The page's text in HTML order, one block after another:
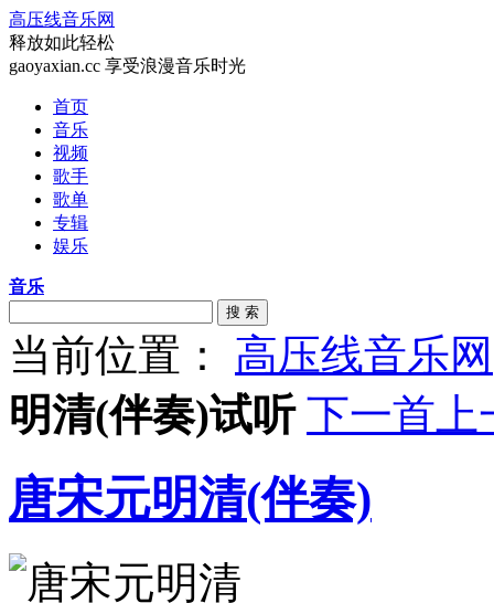
高压线音乐网
释放如此轻松
gaoyaxian.cc 享受浪漫音乐时光
首页
音乐
视频
歌手
歌单
专辑
娱乐
音乐
搜 索
当前位置： 高压线音乐网
明清(伴奏)试听 下一首
唐宋元明清(伴奏)